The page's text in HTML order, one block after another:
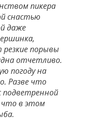
пикера
снастью
даже
порывы
отчетливо.
погоду на
Разве что
подветренной
в этом